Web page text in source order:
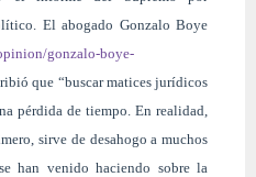
El abogado Gonzalo Boye
gonzalo-boye-
que “buscar matices jurídicos
pérdida de tiempo. En realidad,
sirve de desahogo a muchos
han venido haciendo sobre la